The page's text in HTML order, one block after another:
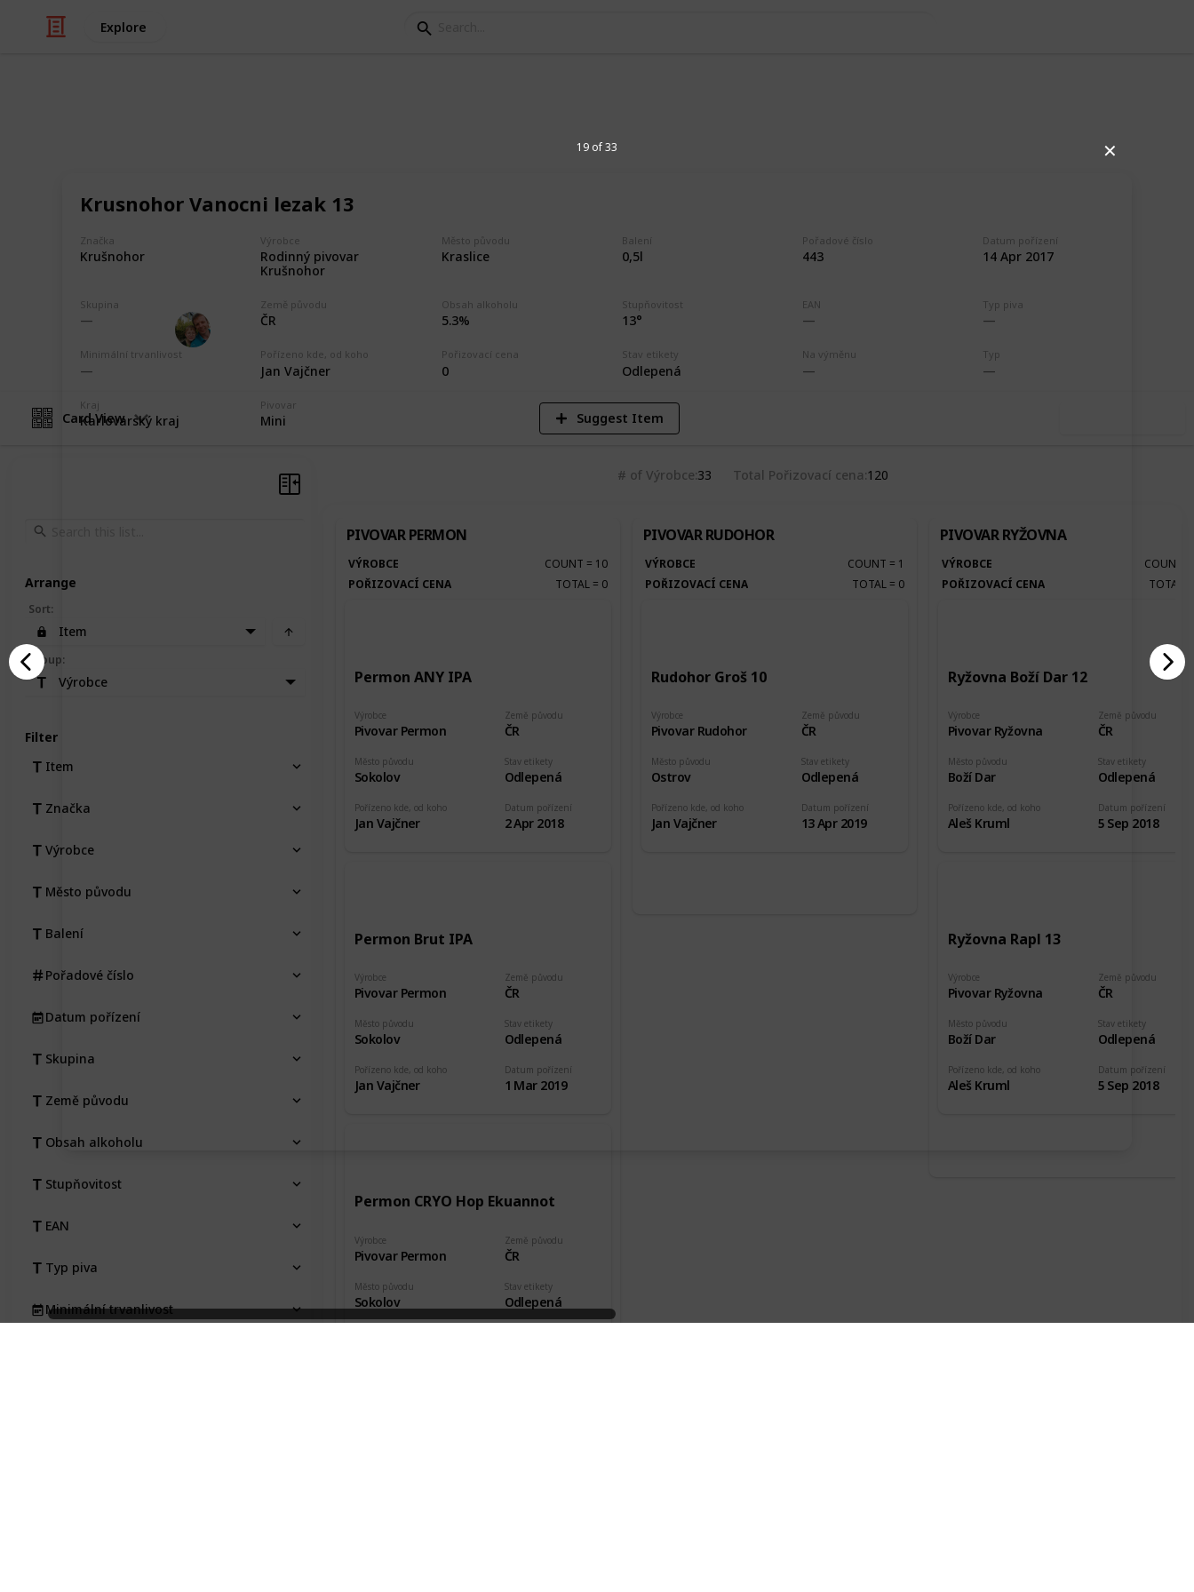
Explore
✕
Krusnohor Vanocni lezak 13
Značka
Krušnohor
Výrobce
Rodinný pivovar
Krušnohor
Město původu
Kraslice
Balení
0,5l
Pořadové číslo
443
Datum pořízení
14 Apr 2017
Skupina Země původu
ČR
Obsah alkoholu
5.3%
Stupňovitost
13°
EAN Typ piva
Minimální trvanlivost Pořízeno kde, od koho
Jan Vajčner
Pořizovací cena
0
Stav etikety
Odlepená
Na výměnu Typ
Kraj
Karlovarský kraj
Pivovar
Mini
19 of 33
Markova sbírka pivních etiket z pivovarů v Karlovarském kraji. Beer labels
Rudohor, Pivovar Ryžovna, Rodinný pivovar Krušnohor, Rodinný pivovar svatý
Florian, Zámecký pivovar Chyše.
Marek Ranš 497
Card View Suggest Item
# of Výrobce 33 Total Pořizovací cena 120
PIVOVAR PERMON
VÝROBCE COUNT = 10
POŘIZOVACÍ CENA
TOTAL = 0
Permon ANY IPA
Výrobce
Pivovar Permon
Země původu
ČR
Pořízeno kde, od koho
Jan Vajčner
Stav etikety
Odlepená
Datum pořízení
2 Apr 2018
Město původu
Sokolov
Permon Brut IPA
Výrobce
Pivovar Permon
Země původu
ČR
Pořízeno kde, od koho
Jan Vajčner
Stav etikety
Odlepená
Datum pořízení
1 Mar 2019
Město původu
Sokolov
Permon CRYO Hop Ekuannot
Výrobce
Pivovar Permon
Země původu
ČR
Stav etikety
Odlepená
Město původu
Sokolov
PIVOVAR RUDOHOR
VÝROBCE COUNT = 1
POŘIZOVACÍ CENA
TOTAL = 0
Rudohor Groš 10
Výrobce
Pivovar Rudohor
Země původu
ČR
Pořízeno kde, od koho
Jan Vajčner
Stav etikety
Odlepená
Datum pořízení
13 Apr 2019
Město původu
Ostrov
PIVOVAR RYŽOVNA
VÝROBCE COUNT
POŘIZOVACÍ CENA
TOTAL
Ryžovna Boží Dar 12
Výrobce
Pivovar Ryžovna
Země původu
ČR
Pořízeno kde, od koho
Aleš Kruml
Stav etikety
Odlepená
Datum pořízení
5 Sep 2018
Město původu
Boží Dar
Ryžovna Rapl 13
Výrobce
Pivovar Ryžovna
Země původu
ČR
Pořízeno kde, od koho
Aleš Kruml
Stav etikety
Odlepená
Datum pořízení
5 Sep 2018
Město původu
Boží Dar
Arrange
Sort:
Item
Group:
Výrobce
Filter
Item
Značka
Výrobce
Město původu
Balení
Pořadové číslo
Datum pořízení
Skupina
Země původu
Obsah alkoholu
Stupňovitost
EAN
Typ piva
Minimální trvanlivost